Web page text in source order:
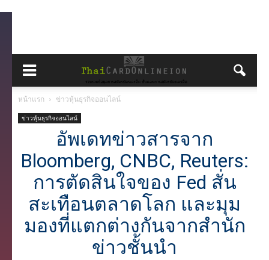
หน้าแรก ข่าวหุ้นธุรกิจออนไลน์
ข่าวหุ้นธุรกิจออนไลน์
อัพเดทข่าวสารจาก
Bloomberg, CNBC, Reuters:
การตัดสินใจของ Fed สั่น
สะเทือนตลาดโลก และมุม
มองที่แตกต่างกันจากสำนัก
ข่าวชั้นนำ